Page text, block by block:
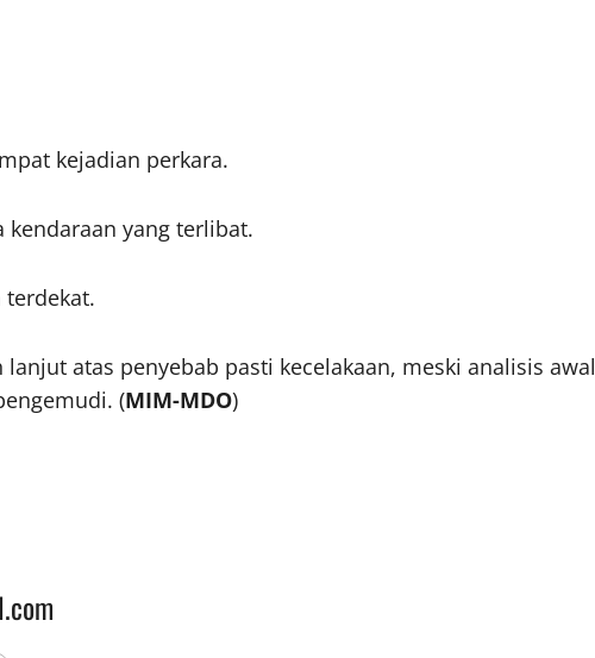
kejadian perkara.
kendaraan yang terlibat.
atas penyebab pasti kecelakaan, meski analisis awal
(MIM-MDO)